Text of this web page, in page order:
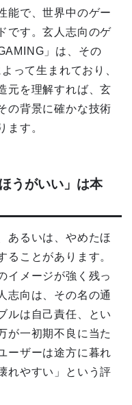
能で、世界中のゲー
です。玄人志向のゲ
」は、その
って生まれており、
元を理解すれば、玄
の背景に確かな技術
ます。
うがいい」は本
あるいは、やめたほ
ることがあります。
イメージが強く残っ
志向は、その名の通
ルは自己責任、とい
が一初期不良に当た
ーザーは途方に暮れ
れやすい」という評